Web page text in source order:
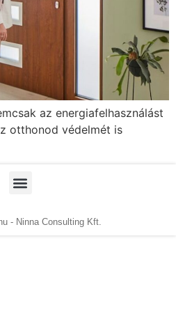
az energiafelhasználást
otthonod védelmét is
- Ninna Consulting Kft.